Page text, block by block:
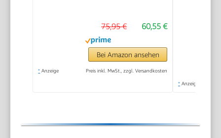
60,55 €
75,95 €
Bei Amazon ansehen
* Anzeige Preis inkl. MwSt., zzgl. Versandkosten
* Anzeige